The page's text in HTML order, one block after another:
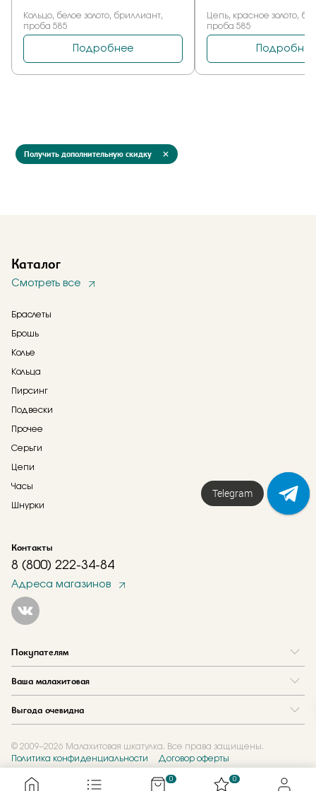
Каталог
Смотреть все
Браслеты
Брошь
Колье
Кольца
Пирсинг
Подвески
Прочее
Серьги
Цепи
Часы
Шнурки
Контакты
8 (800) 222-34-84
Адреса магазинов
Покупателям
Ваша малахитовая
Где купить
Новости
Журнал
Выгода очевидна
Акции
Обмен и скупка
Подарочные сертификаты
© 2009–2026 Малахитовая шкатулка. Все права защищены.
Политика конфиденциальности
Договор оферты
0 0
Получить дополнительную скидку
Telegram